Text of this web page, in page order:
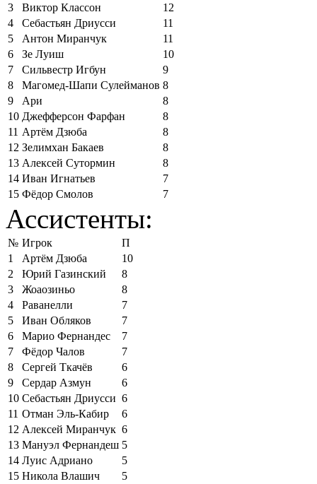
3
Виктор Классон
12
4
Себастьян Дриусси
11
5
Антон Миранчук
11
6
Зе Луиш
10
7
Сильвестр Игбун
9
8
Магомед-Шапи Сулейманов 8
9
Ари
8
10 Джефферсон Фарфан
8
11 Артём Дзюба
8
12 Зелимхан Бакаев
8
13 Алексей Сутормин
8
14 Иван Игнатьев
7
15 Фёдор Смолов 7
Ассистенты:
№ Игрок
П
1
Артём Дзюба
10
2
Юрий Газинский
8
3
Жоаозиньо
8
4
Раванелли
7
5
Иван Обляков
7
6
Марио Фернандес
7
7
Фёдор Чалов
7
8
Сергей Ткачёв
6
9
Сердар Азмун
6
10 Себастьян Дриусси 6
11 Отман Эль-Кабир
6
12 Алексей Миранчук 6
13 Мануэл Фернандеш 5
14 Луис Адриано
5
15 Никола Влашич 5